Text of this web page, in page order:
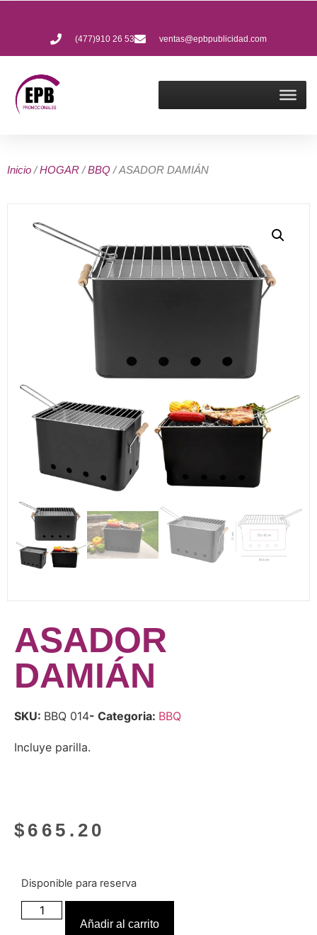
(477)910 26 53 ventas@epbpublicidad.com
Inicio /HOGAR /BBQ / ASADOR DAMIÁN
ASADOR
DAMIÁN
SKU: BBQ 014- Categoria: BBQ
Incluye parilla.
$ 665.20
Disponible para reserva
Añadir al carrito